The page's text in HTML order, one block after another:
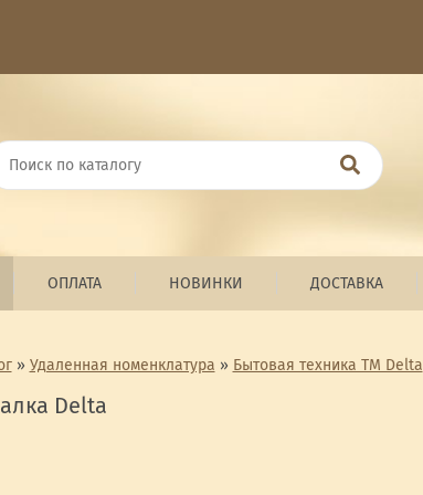
ОПЛАТА НОВИНКИ ДОСТАВКА
» Удаленная номенклатура » Бытовая техника ТМ Delta
Delta